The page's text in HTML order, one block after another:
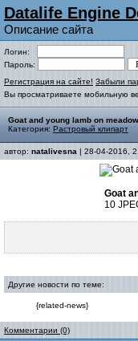
Datalife Engine
Описание сайта
Логин:
Пароль:
Регистрация на сайте! Забыли
Вы просматриваете мобильную
Goat and young lamb on meadow
Категория: Растровый клипарт
автор: natalivesna | 28-04-2016,
Goat
10
Другие новости по теме:
{related-news}
Комментарии (0)